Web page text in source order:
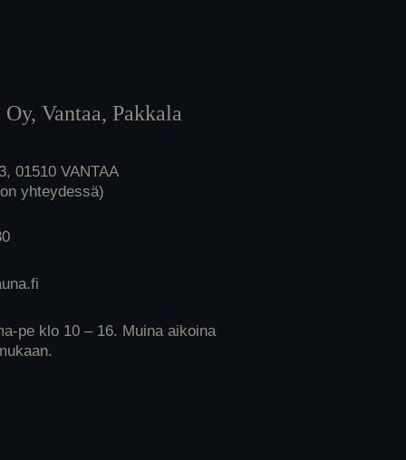
Oy, Vantaa, Pakkala
01510 VANTAA
yhteydessä)
pe klo 10 – 16. Muina aikoina